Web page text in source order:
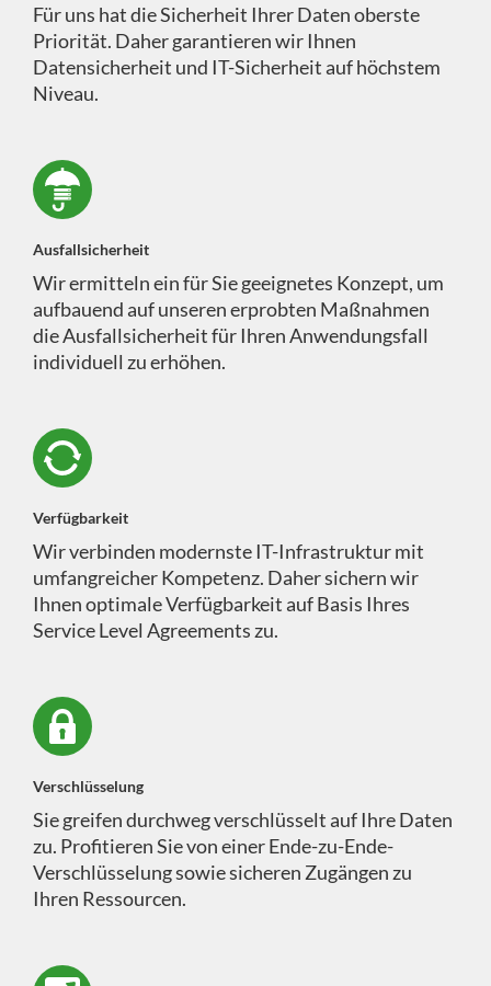
Für uns hat die Sicherheit Ihrer Daten oberste
Priorität. Daher garantieren wir Ihnen
Datensicherheit und IT-Sicherheit auf höchstem
Niveau.
Ausfallsicherheit
Wir ermitteln ein für Sie geeignetes Konzept, um
aufbauend auf unseren erprobten Maßnahmen
die Ausfallsicherheit für Ihren Anwendungsfall
individuell zu erhöhen.
Verfügbarkeit
Wir verbinden modernste IT-Infrastruktur mit
umfangreicher Kompetenz. Daher sichern wir
Ihnen optimale Verfügbarkeit auf Basis Ihres
Service Level Agreements zu.
Verschlüsselung
Sie greifen durchweg verschlüsselt auf Ihre Daten
zu. Profitieren Sie von einer Ende-zu-Ende-
Verschlüsselung sowie sicheren Zugängen zu
Ihren Ressourcen.